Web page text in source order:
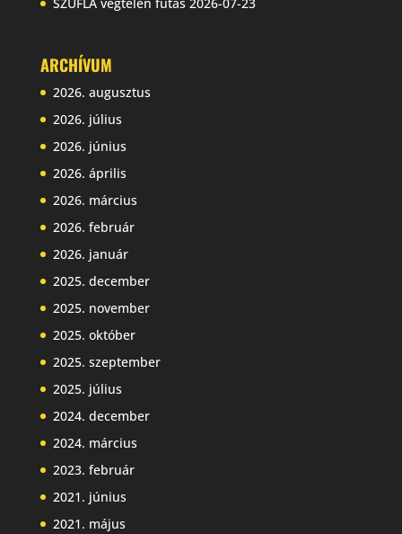
ARCHÍVUM
2026. augusztus
2026. július
2026. június
2026. április
2026. március
2026. február
2026. január
2025. december
2025. november
2025. október
2025. szeptember
2025. július
2024. december
2024. március
2023. február
2021. június
2021. május